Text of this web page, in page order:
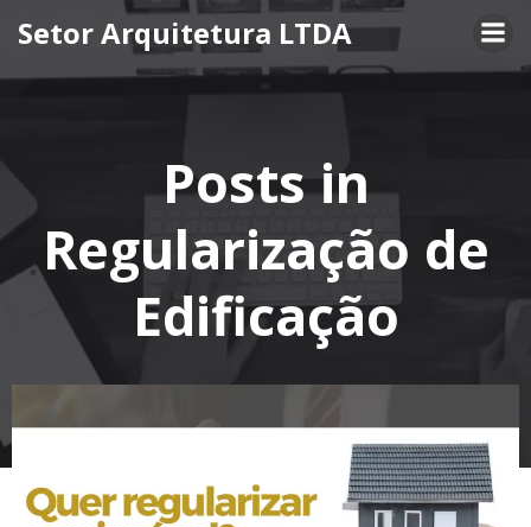
Pular
para
o
Setor Arquitetura LTDA
Posts in
Regularização de
Edificação